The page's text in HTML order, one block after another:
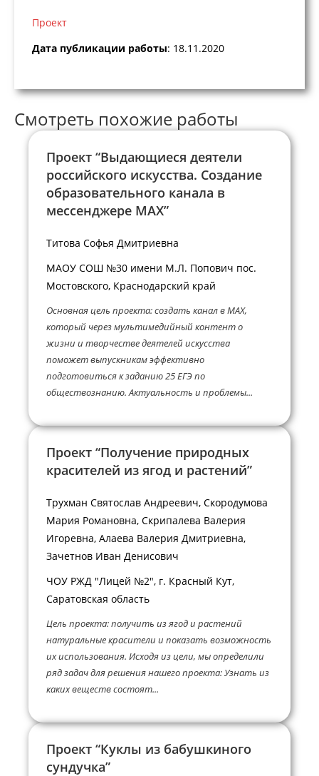
Проект
Дата публикации работы: 18.11.2020
Смотреть похожие работы
Проект “Выдающиеся деятели
российского искусства. Создание
образовательного канала в
мессенджере MAX”
Титова Софья Дмитриевна
МАОУ СОШ №30 имени М.Л. Попович пос.
Мостовского, Краснодарский край
Основная цель проекта: создать канал в MAX,
который через мультимедийный контент о
жизни и творчестве деятелей искусства
поможет выпускникам эффективно
подготовиться к заданию 25 ЕГЭ по
обществознанию. Актуальность и проблемы...
Проект “Получение природных
красителей из ягод и растений”
Трухман Святослав Андреевич, Скородумова
Мария Романовна, Скрипалева Валерия
Игоревна, Алаева Валерия Дмитриевна,
Зачетнов Иван Денисович
ЧОУ РЖД "Лицей №2", г. Красный Кут,
Саратовская область
Цель проекта: получить из ягод и растений
натуральные красители и показать возможность
их использования. Исходя из цели, мы определили
ряд задач для решения нашего проекта: Узнать из
каких веществ состоят...
Проект “Куклы из бабушкиного
сундучка”